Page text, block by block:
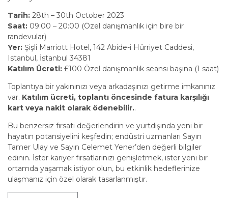
Tarih: 28th – 30th October 2023
Saat: 09:00 – 20:00 (Özel danışmanlık için bire bir
randevular)
Yer: Şişli Marriott Hotel, 142 Abide-i Hürriyet Caddesi,
Istanbul, İstanbul 34381
Katılım Ücreti: £100 Özel danışmanlık seansı başına (1 saat)
Toplantıya bir yakınınızı veya arkadaşınızı getirme imkanınız
var. Katılım ücreti, toplantı öncesinde fatura karşılığı
kart veya nakit olarak ödenebilir..
Bu benzersiz fırsatı değerlendirin ve yurtdışında yeni bir
hayatın potansiyelini keşfedin; endüstri uzmanları Sayın
Tamer Ulay ve Sayın Celemet Yener’den değerli bilgiler
edinin. İster kariyer fırsatlarınızı genişletmek, ister yeni bir
ortamda yaşamak istiyor olun, bu etkinlik hedeflerinize
ulaşmanız için özel olarak tasarlanmıştır.